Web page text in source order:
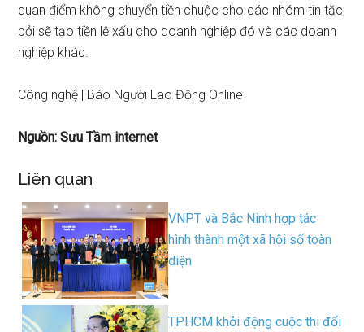
quan điểm không chuyển tiền chuộc cho các nhóm tin tặc,
bởi sẽ tạo tiền lệ xấu cho doanh nghiệp đó và các doanh
nghiệp khác.
Công nghệ | Báo Người Lao Động Online
Nguồn: Sưu Tầm internet
Liên quan
VNPT và Bắc Ninh hợp tác
hình thành một xã hội số toàn
diện
TPHCM khởi động cuộc thi đổi